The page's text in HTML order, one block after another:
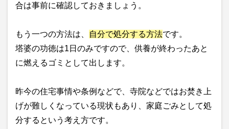
合は事前に確認しておきましょう。
もう一つの方法は、 自分で処分する方法です。
塔婆の功徳は1日のみですので、供養が終わったあと
に燃えるゴミとして出します。
昨今の住宅事情や条例などで、寺院などではお焚き上
げが難しくなっている現状もあり、家庭ごみとして処
分するという考え方です。